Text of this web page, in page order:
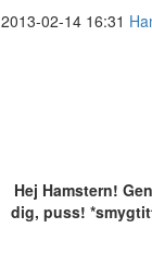
2013-02-14 16:31
Hej Hamstern!
dig, puss!